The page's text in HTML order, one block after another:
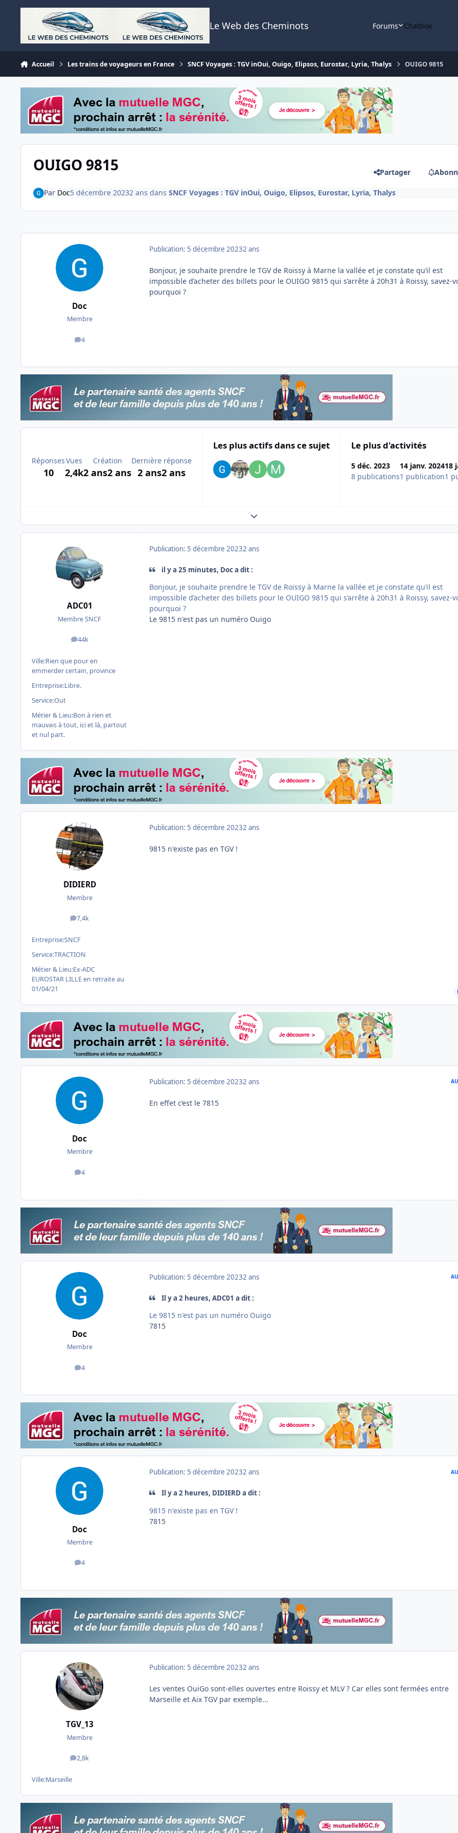
Aller au contenu
Le Web des Cheminots Forums Chatbox
Accueil Les trains de voyageurs en France SNCF Voyages : TGV inOui, Ouigo, Elipsos, Eurostar, Lyria, Thalys OUIGO 9815
OUIGO 9815 Partager
Par Doc5 décembre 20232 ans dans SNCF Voyages : TGV inOui, Ouigo, Elipsos, Eurostar, Lyria, Thalys
Doc
Membre
4
messages
Publication: 5 décembre 20232 ans
Bonjour, je souhaite prendre le TGV de Roissy à Marne la vallée et je constate qu’il est
impossible d’acheter des billets pour le OUIGO 9815 qui s’arrête à 20h31 à Roissy, savez-
pourquoi ?
Réponses
10
Vues
2,4k
Création
2 ans2 ans
Dernière réponse
2 ans2 ans
Les plus actifs dans ce sujet Le plus d'activités
5 déc. 2023
8 publications
14 janv. 2024
1 publication
18
1
Expand topic overview
ADC01
Membre SNCF
44k
messages
Ville:Rien que pour en
emmerder certain, province
Entreprise:Libre.
Service:Out
Métier & Lieu:Bon à rien et
mauvais à tout, ici et là, partout
et nul part.
Publication: 5 décembre 20232 ans
il y a 25 minutes, Doc a dit :
Bonjour, je souhaite prendre le TGV de Roissy à Marne la vallée et je constate qu’il est
impossible d’acheter des billets pour le OUIGO 9815 qui s’arrête à 20h31 à Roissy, savez-
pourquoi ?
Le 9815 n'est pas un numéro Ouigo
DIDIERD
Membre
7,4k
messages
Entreprise:SNCF
Service:TRACTION
Métier & Lieu:Ex-ADC
EUROSTAR LILLE en retraite au
01/04/21
Publication: 5 décembre 20232 ans
9815 n'existe pas en TGV !
Doc
Membre
4
messages
Publication: 5 décembre 20232 ans
En effet c’est le 7815
Doc
Membre
4
messages
Publication: 5 décembre 20232 ans
Il y a 2 heures, ADC01 a dit :
Le 9815 n'est pas un numéro Ouigo
7815
Doc
Membre
4
messages
Publication: 5 décembre 20232 ans
Il y a 2 heures, DIDIERD a dit :
9815 n'existe pas en TGV !
7815
TGV_13
Membre
2,8k
messages
Ville:Marseille
Publication: 5 décembre 20232 ans
Les ventes OuiGo sont-elles ouvertes entre Roissy et MLV ? Car elles sont fermées entre
Marseille et Aix TGV par exemple...